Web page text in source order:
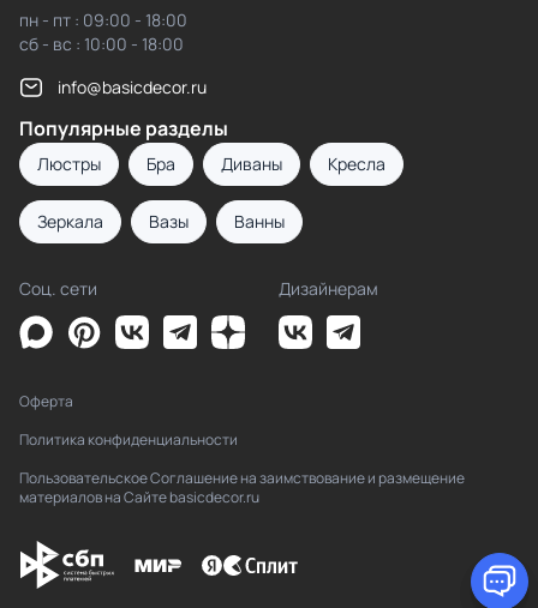
пн - пт : 09:00 - 18:00
сб - вс : 10:00 - 18:00
info@basicdecor.ru
Популярные разделы
Люстры Бра Диваны Кресла
Зеркала Вазы Ванны
Соц. сети Дизайнерам
Оферта
Политика конфиденциальности
Пользовательское Соглашение на заимствование и размещение
материалов на Сайте basicdecor.ru